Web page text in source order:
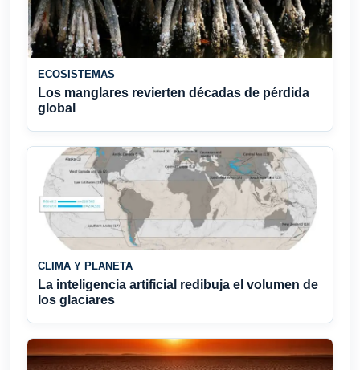
ECOSISTEMAS
Los manglares revierten décadas de pérdida
global
CLIMA Y PLANETA
La inteligencia artificial redibuja el volumen de
los glaciares